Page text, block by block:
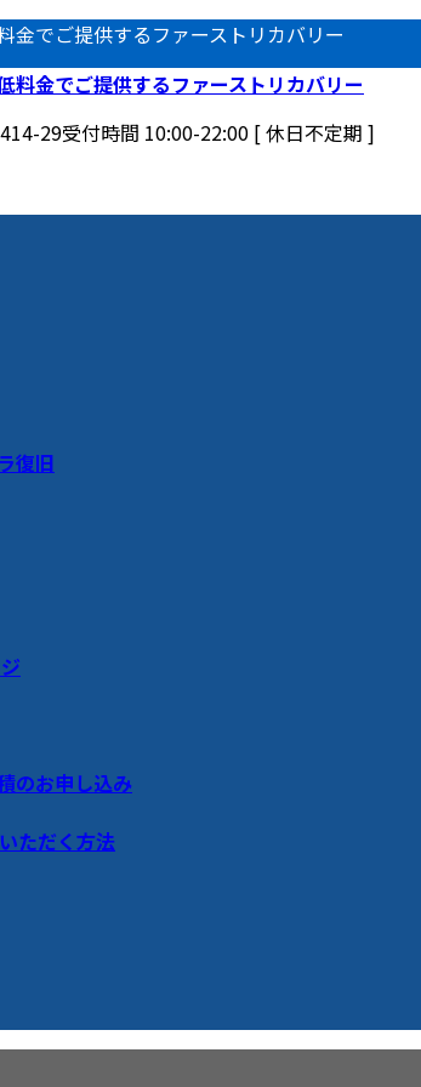
金でご提供するファーストリカバリー
29受付時間 10:00-22:00 [ 休日不定期 ]
復旧
のお申し込み
ただく方法